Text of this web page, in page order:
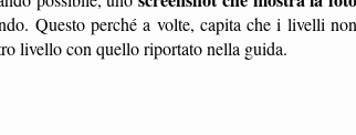
Questo perché a volte, capita che i livelli non
livello con quello riportato nella guida.